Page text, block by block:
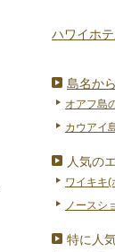
ハワイホ
島名か
オアフ島
カウアイ
人気の
ワイキキ(
ノースシ
特に人